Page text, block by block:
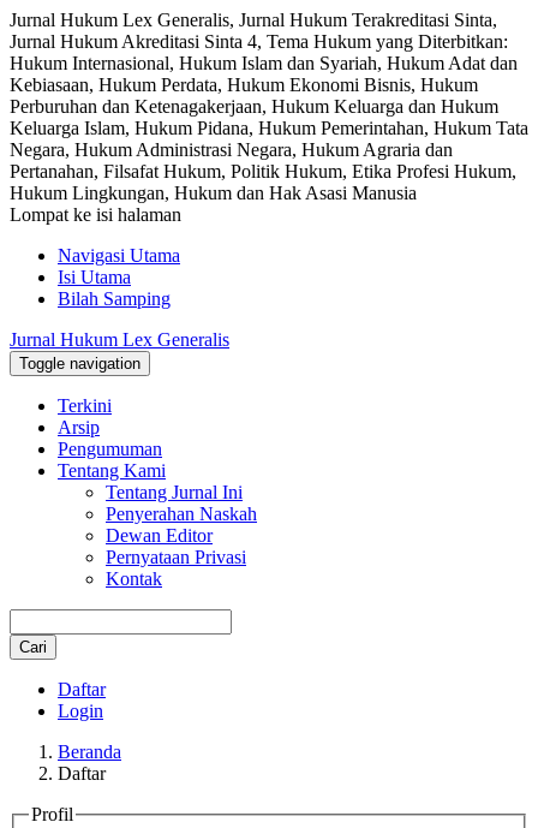
Jurnal Hukum Lex Generalis, Jurnal Hukum Terakreditasi Sinta,
Jurnal Hukum Akreditasi Sinta 4, Tema Hukum yang Diterbitkan:
Hukum Internasional, Hukum Islam dan Syariah, Hukum Adat dan
Kebiasaan, Hukum Perdata, Hukum Ekonomi Bisnis, Hukum
Perburuhan dan Ketenagakerjaan, Hukum Keluarga dan Hukum
Keluarga Islam, Hukum Pidana, Hukum Pemerintahan, Hukum Tata
Negara, Hukum Administrasi Negara, Hukum Agraria dan
Pertanahan, Filsafat Hukum, Politik Hukum, Etika Profesi Hukum,
Hukum Lingkungan, Hukum dan Hak Asasi Manusia
Lompat ke isi halaman
Navigasi Utama
Isi Utama
Bilah Samping
Jurnal Hukum Lex Generalis
Toggle navigation
Terkini
Arsip
Pengumuman
Tentang Kami
Tentang Jurnal Ini
Penyerahan Naskah
Dewan Editor
Pernyataan Privasi
Kontak
Cari
Daftar
Login
Beranda
Daftar
Profil